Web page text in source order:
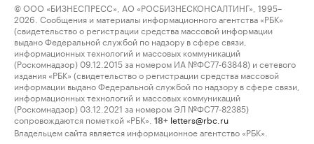
© ООО «БИЗНЕСПРЕСС», АО «РОСБИЗНЕСКОНСАЛТИНГ», 1995–
2026. Сообщения и материалы информационного агентства «РБК»
(свидетельство о регистрации средства массовой информации
выдано Федеральной службой по надзору в сфере связи,
информационных технологий и массовых коммуникаций
(Роскомнадзор) 09.12.2015 за номером ИА №ФС77-63848) и сетевого
издания «РБК» (свидетельство о регистрации средства массовой
информации выдано Федеральной службой по надзору в сфере связи,
информационных технологий и массовых коммуникаций
(Роскомнадзор) 03.12.2021 за номером ЭЛ №ФС77-82385)
сопровождаются пометкой «РБК».
18+ letters@rbc.ru
Владельцем сайта является информационное агентство «РБК».